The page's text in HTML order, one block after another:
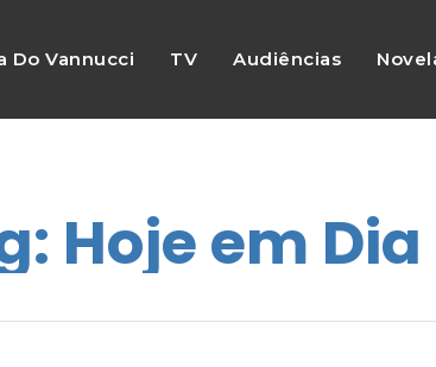
Do Vannucci TV Audiências
Hoje em Dia